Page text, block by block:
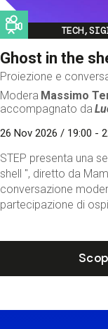
Image
Ghost in the
Proiezione e
Modera Massimo
accompagnato da
26 Nov 2026 / 19:00 -
STEP presenta una
shell ", diretto da
conversazione
partecipazione di